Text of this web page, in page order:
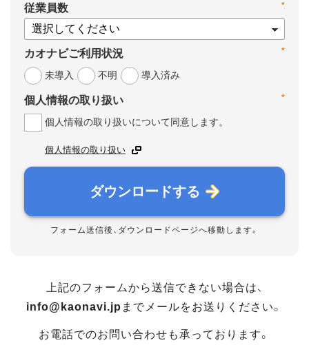
*
従業員数
*
カオナビご利用状況
未導入
不明 導入済み
*
個人情報の取り扱い
個人情報の取り扱いについて同意します。
個人情報の取り扱い
ダウンロードする
フォーム送信後、ダウンロードページへ移動します。
上記のフォームから送信できない場合は、
info@kaonavi.jp までメールをお送りください。
お電話でのお問い合わせも承っております。